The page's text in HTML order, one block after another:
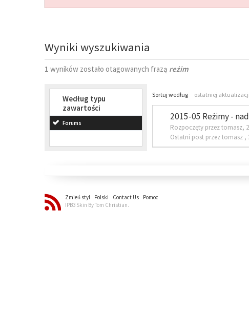
Wyniki wyszukiwania
1 wyników zostało otagowanych frazą reżim
Według typu
zawartości
Forums
Sortuj według ostatniej aktualizacji
2015-05 Reżimy -
Rozpoczęty przez tomasz,
Ostatni post przez tomasz ,
Zmień styl Polski Contact Us
Pomoc
IPB3 Skin By Tom Christian.